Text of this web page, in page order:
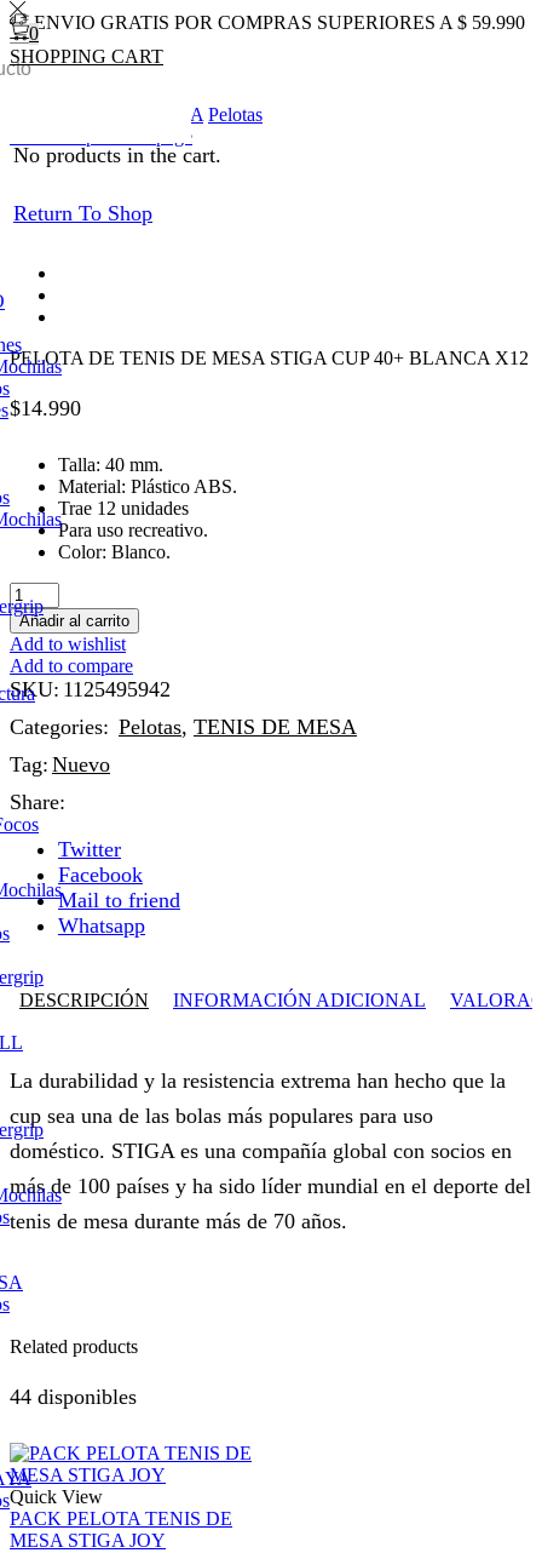
ENVIO GRATIS POR COMPRAS SUPERIORES A $ 59.990
0
SHOPPING CART
No products in the cart.
Return To Shop
TENIS DE MESA Pelotas
Return to previous page
PELOTA DE TENIS DE MESA STIGA CUP 40+ BLANCA X12
$14.990
Talla: 40 mm.
Material: Plástico ABS.
Trae 12 unidades
Para uso recreativo.
Color: Blanco.
PELOTA
DE
TENIS
DE
MESA
STIGA
CUP
BLANCA
cantidad
Añadir al carrito
Add to wishlist
Add to compare
SKU: 1125495942
Categories: Pelotas, TENIS DE MESA
Tag: Nuevo
Share:
Twitter
Facebook
Mail to friend
Whatsapp
DESCRIPCIÓN INFORMACIÓN ADICIONAL
La durabilidad y la resistencia extrema han hecho que la
cup sea una de las bolas más populares para uso
doméstico. STIGA es una compañía global con socios en
más de 100 países y ha sido líder mundial en el deporte del
tenis de mesa durante más de 70 años.
Related products
44 disponibles
Quick View
PACK PELOTA TENIS DE
MESA STIGA JOY